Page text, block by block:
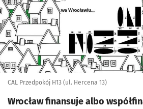
CAL Przedpokój H13 (ul. Hercena 13)
Wrocław finansuje albo